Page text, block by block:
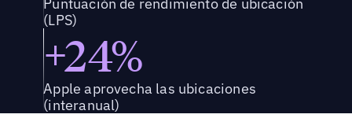
(LPS)
+24%
Apple aprovecha las ubicaciones
(interanual)